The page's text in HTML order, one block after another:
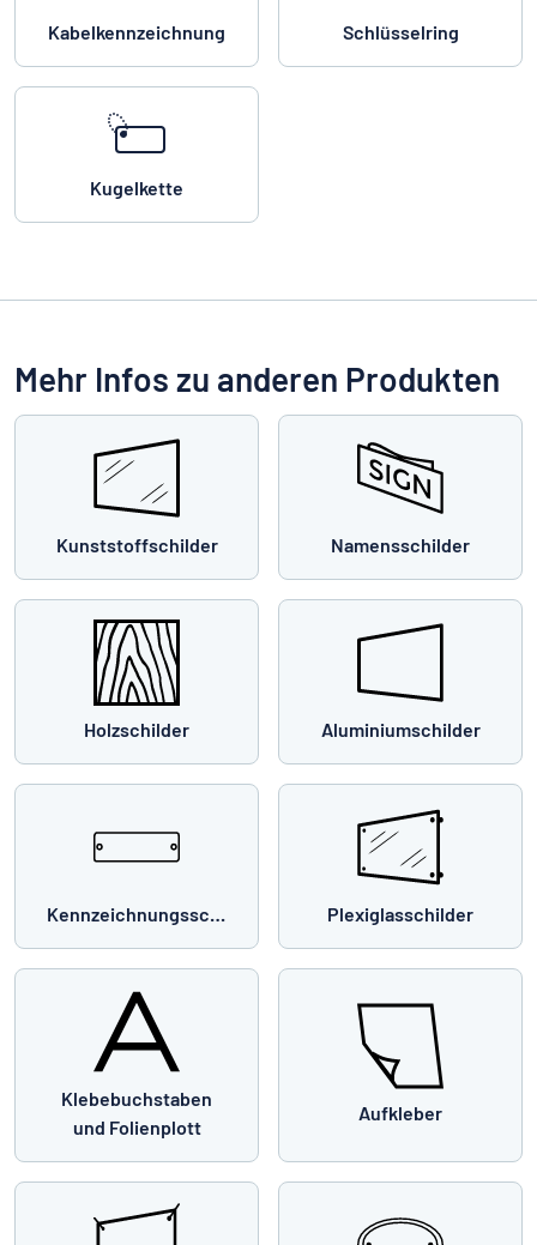
Kabelkennzeichnung Schlüsselring
Kugelkette
Mehr Infos zu anderen Produkten
Kunststoffschilder Namensschilder
Holzschilder Aluminiumschilder
Kennzeichnungsschilder Plexiglasschilder
Klebebuchstaben
und Folienplott
Aufkleber